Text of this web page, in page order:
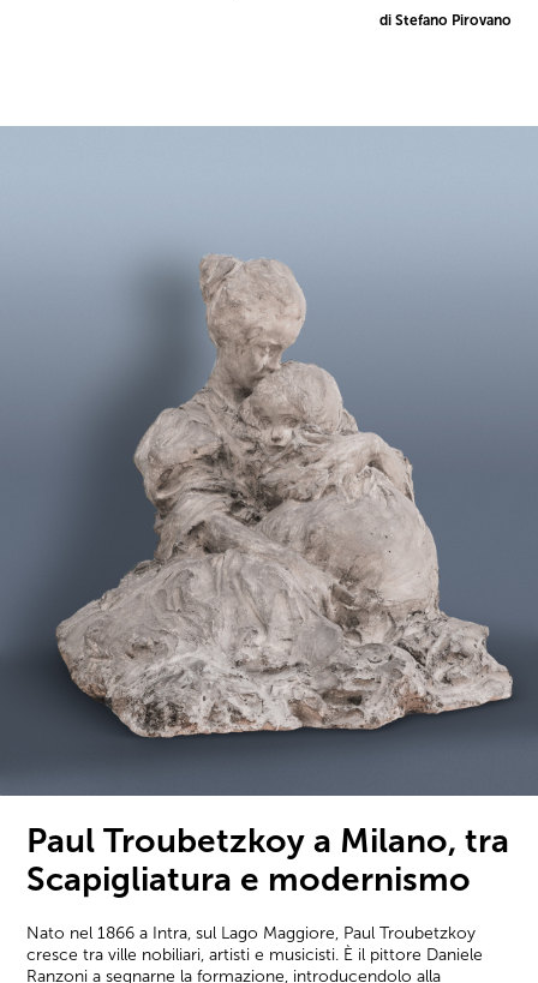
di Stefano Pirovano
Paul Troubetzkoy a Milano, tra
Scapigliatura e modernismo
Nato nel 1866 a Intra, sul Lago Maggiore, Paul Troubetzkoy
cresce tra ville nobiliari, artisti e musicisti. È il pittore Daniele
Ranzoni a segnarne la formazione, introducendolo alla